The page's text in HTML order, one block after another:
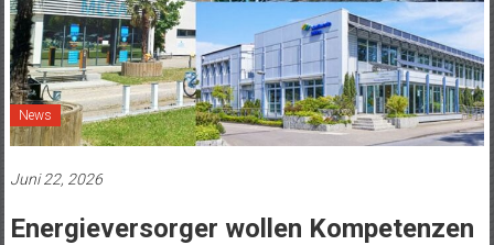
News
Juni 22, 2026
Energieversorger wollen Kompetenzen